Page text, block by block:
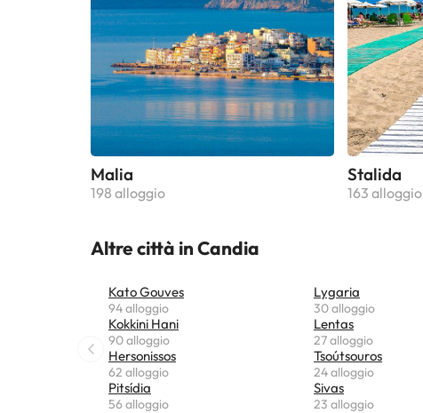
Malia
198 alloggio
Stalida
163 alloggio
Altre città in Candia
Kato Gouves
94 alloggio
Kokkini Hani
90 alloggio
Hersonissos
62 alloggio
Pitsídia
56 alloggio
Lygaria
30 alloggio
Lentas
27 alloggio
Tsoútsouros
24 alloggio
Sivas
23 alloggio